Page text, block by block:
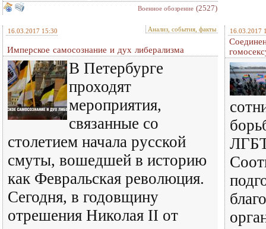
Военное обозрение (2527)
16.03.2017 15:30 Анализ, события, факты
Имперское самосознание и дух либерализма
В Петербурге
проходят
мероприятия,
связанные со
столетием начала русской
смуты, вошедшей в историю
как Февральская революция.
Сегодня, в годовщину
отрешения Николая II от
16.03.2017